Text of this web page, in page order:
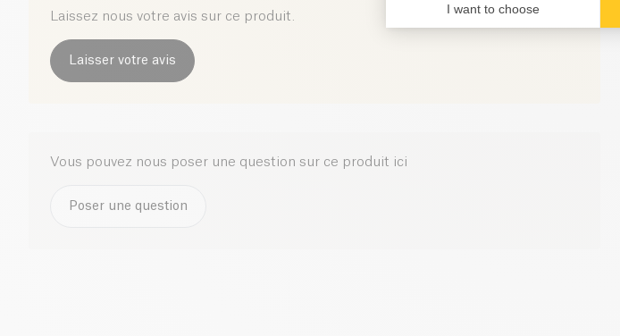
Laissez nous votre avis sur ce produit.
Laisser votre avis
Vous pouvez nous poser une question sur ce produit ici
Poser une question
I want to choose